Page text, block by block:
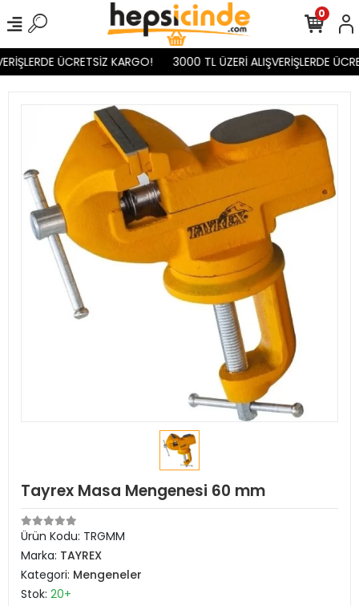
ÜCRETSİZ KARGO! 3000 TL ÜZERİ ALIŞVERİŞLERDE
0
Tayrex Masa Mengenesi 60 mm
Ürün Kodu: TRGMM
Marka: TAYREX
Kategori: Mengeneler
Stok: 20+